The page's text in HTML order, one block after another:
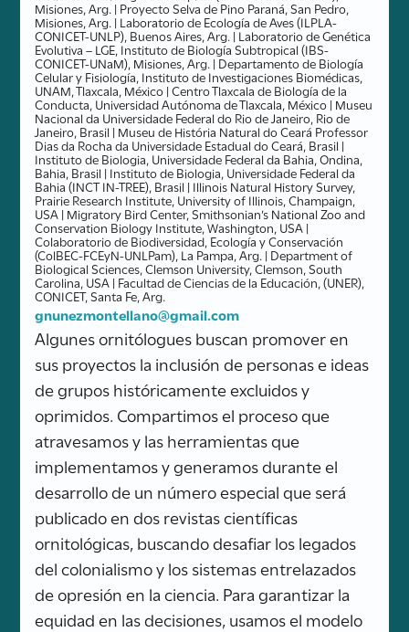
Misiones, Arg. | Proyecto Selva de Pino Paraná, San Pedro,
Misiones, Arg. | Laboratorio de Ecología de Aves (ILPLA-
CONICET-UNLP), Buenos Aires, Arg. | Laboratorio de Genética
Evolutiva – LGE, Instituto de Biología Subtropical (IBS-
CONICET-UNaM), Misiones, Arg. | Departamento de Biología
Celular y Fisiología, Instituto de Investigaciones Biomédicas,
UNAM, Tlaxcala, México | Centro Tlaxcala de Biología de la
Conducta, Universidad Autónoma de Tlaxcala, México | Museu
Nacional da Universidade Federal do Rio de Janeiro, Rio de
Janeiro, Brasil | Museu de História Natural do Ceará Professor
Dias da Rocha da Universidade Estadual do Ceará, Brasil |
Instituto de Biologia, Universidade Federal da Bahia, Ondina,
Bahia, Brasil | Instituto de Biologia, Universidade Federal da
Bahia (INCT IN-TREE), Brasil | Illinois Natural History Survey,
Prairie Research Institute, University of Illinois, Champaign,
USA | Migratory Bird Center, Smithsonian’s National Zoo and
Conservation Biology Institute, Washington, USA |
Colaboratorio de Biodiversidad, Ecología y Conservación
(ColBEC-FCEyN-UNLPam), La Pampa, Arg. | Department of
Biological Sciences, Clemson University, Clemson, South
Carolina, USA | Facultad de Ciencias de la Educación, (UNER),
CONICET, Santa Fe, Arg.
gnunezmontellano@gmail.com
Algunes ornitólogues buscan promover en
sus proyectos la inclusión de personas e ideas
de grupos históricamente excluidos y
oprimidos. Compartimos el proceso que
atravesamos y las herramientas que
implementamos y generamos durante el
desarrollo de un número especial que será
publicado en dos revistas científicas
ornitológicas, buscando desafiar los legados
del colonialismo y los sistemas entrelazados
de opresión en la ciencia. Para garantizar la
equidad en las decisiones, usamos el modelo